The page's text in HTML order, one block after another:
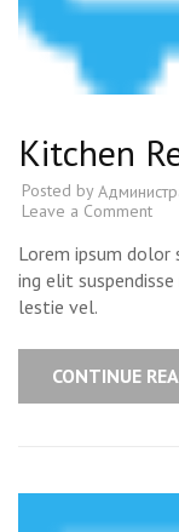
Kitchen
Posted by
Leave a Comment
Lorem ipsum dolor
ing elit
lestie vel.
CONTINUE